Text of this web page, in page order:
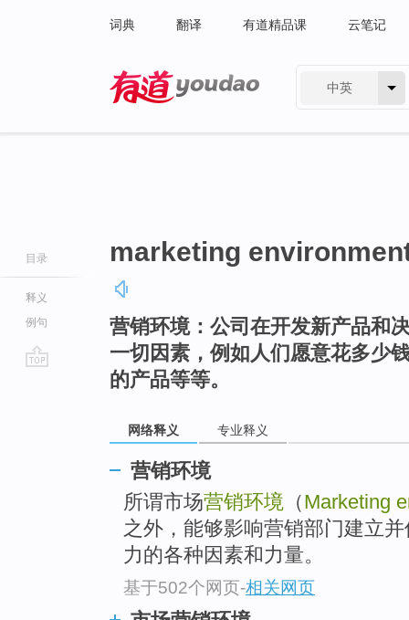
词典 翻译 有道精品课 云笔记
中英
目录
释义
例句
marketing
营销环境：公司在开发新产品和
一切因素，例如人们愿意花多少
的产品等等。
网络释义 专业释义
营销环境
所谓市场营销环境 （Marketing
之外，能够影响营销部门建立
力的各种因素和力量。
基于502个网页-相关网页